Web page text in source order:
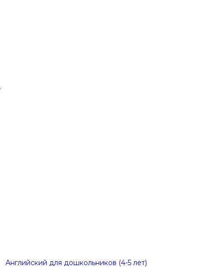
Английский для дошкольников (4-5 лет)